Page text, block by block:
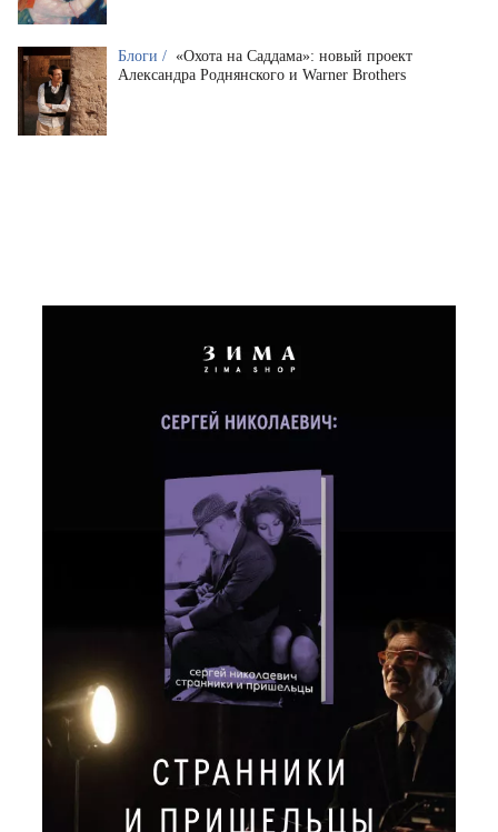
Блоги / «Охота на Саддама»: новый проект
Александра Роднянского и Warner Brothers